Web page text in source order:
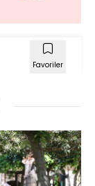
Favoriler